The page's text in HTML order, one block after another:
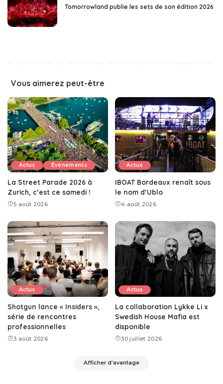
Tomorrowland publie les sets de son édition 2026
Vous aimerez peut-être
Actus Événements
La Street Parade 2026 à
Zurich, c’est ce samedi !
5 août 2026
Actus
IBOAT Bordeaux renaît sous
le nom d’Ublo
4 août 2026
Actus
Shotgun lance « Insiders »,
série de rencontres
professionnelles
3 août 2026
Actus
La collaboration Lykke Li x
Swedish House Mafia est
disponible
30 juillet 2026
Afficher d'avantage